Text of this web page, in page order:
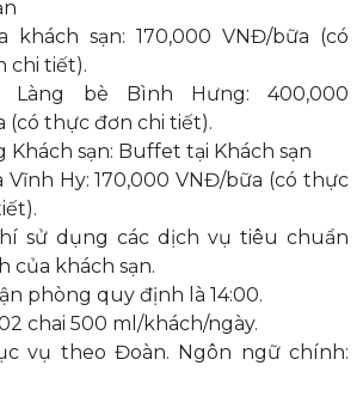
khách sạn: 170,000 VNĐ/bữa (có
chi tiết).
Làng bè Bình Hưng: 400,000
(có thực đơn chi tiết).
Khách sạn: Buffet tại Khách sạn
Vĩnh Hy: 170,000 VNĐ/bữa (có thực
sử dụng các dịch vụ tiêu chuẩn
của khách sạn.
phòng quy định là 14:00.
chai 500 ml/khách/ngày.
vụ theo Đoàn. Ngôn ngữ chính: